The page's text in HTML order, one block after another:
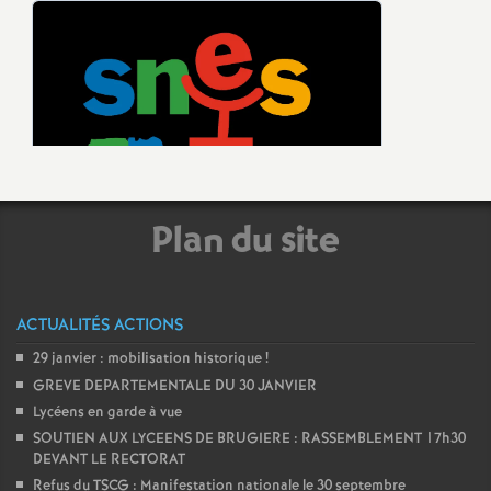
Plan du site
ACTUALITÉS ACTIONS
29 janvier : mobilisation historique!
GREVE DEPARTEMENTALE DU 30 JANVIER
Lycéens en garde à vue
SOUTIEN AUX LYCEENS DE BRUGIERE : RASSEMBLEMENT 17h30
DEVANT LE RECTORAT
Refus du TSCG : Manifestation nationale le 30 septembre